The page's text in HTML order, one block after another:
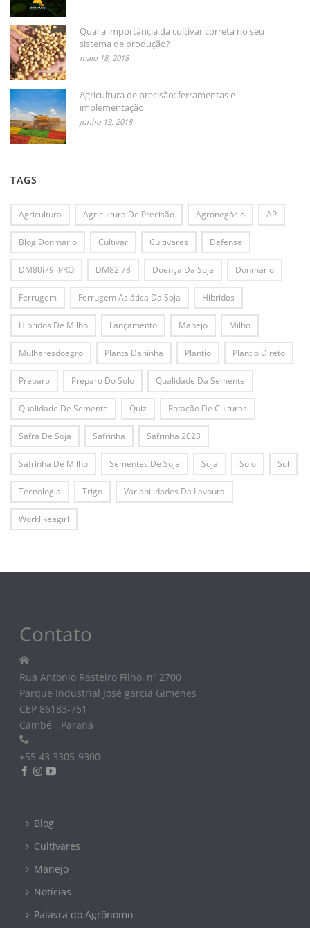
Qual a importância da cultivar correta no seu
sistema de produção?
maio 18, 2018
Agricultura de precisão: ferramentas e
implementação
junho 13, 2018
TAGS
Agricultura Agricultura De Precisão Agronegócio AP
Blog Donmario Cultivar Cultivares Defense
DM80i79 IPRO DM82i78 Doença Da Soja Donmario
Ferrugem Ferrugem Asiática Da Soja Hibridos
Hibridos De Milho Lançamento Manejo Milho
Mulheresdoagro Planta Daninha Plantio Plantio Direto
Preparo Preparo Do Solo Qualidade Da Semente
Qualidade De Semente Quiz Rotação De Culturas
Safra De Soja Safrinha Safrinha 2023
Safrinha De Milho Sementes De Soja Soja Solo Sul
Tecnologia Trigo Variabilidades Da Lavoura
Worklikeagirl
Contato
Rua Antonio Rasteiro Filho, nº 2700
Parque Industrial José garcia Gimenes
CEP 86183-751
Cambé - Paraná
+55 43 3305-9300
Blog
Cultivares
Manejo
Notícias
Palavra do Agrônomo